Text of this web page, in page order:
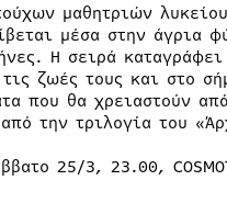
μαθητριών
μέσα στην άγρια
Η σειρά
ζωές τους και στο
που θα χρειαστούν
την τριλογία του
25/3, 23.00,